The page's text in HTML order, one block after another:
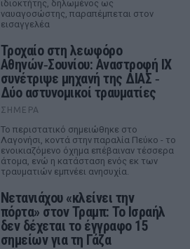
ιδιοκτήτης, δηλωμένος ως
ναυαγοσώστης, παραπέμπεται στον
εισαγγελέα
Τροχαίο στη λεωφόρο
Αθηνών‑Σουνίου: Αναστροφή ΙΧ
συνέτριψε μηχανή της ΔΙΑΣ ‑
Δύο αστυνομικοί τραυματίες
ΣΉΜΕΡΑ
Το περιστατικό σημειώθηκε στο
Λαγονήσι, κοντά στην παραλία Πεύκο - το
ενοικιαζόμενο όχημα επέβαιναν τέσσερα
άτομα, ενώ η κατάσταση ενός εκ των
τραυματιών εμπνέει ανησυχία.
Νετανιάχου «κλείνει την
πόρτα» στον Τραμπ: Το Ισραήλ
δεν δέχεται το έγγραφο 15
σημείων για τη Γάζα